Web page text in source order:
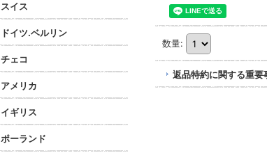
スイス
ドイツ.ベルリン
チェコ
アメリカ
イギリス
ポーランド
数量:
返品特約に関する重要